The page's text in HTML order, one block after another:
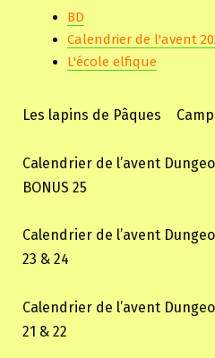
BD
Calendrier de l'avent
L'école elfique
Les lapins de Pâques
Calendrier de l’avent
BONUS 25
Calendrier de l’avent
23 & 24
Calendrier de l’avent
21 & 22